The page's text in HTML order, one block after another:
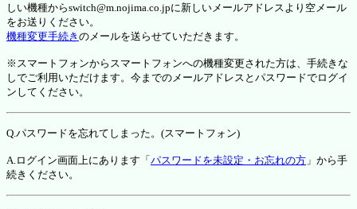
しい機種からswitch@m.nojima.co.jpに新しいメールアドレスより空メール
をお送りください。
機種変更手続き のメールを送らせていただきます。
※スマートフォンからスマートフォンへの機種変更された方は、手続きな
しでご利用いただけます。今までのメールアドレスとパスワードでログイ
ンしてください。
Q.パスワードを忘れてしまった。(スマートフォン)
A.ログイン画面上にあります「 パスワードを未設定・お忘れの方 」から手
続きください。